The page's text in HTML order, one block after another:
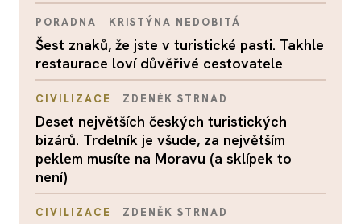
PORADNA KRISTÝNA NEDOBITÁ
Šest znaků, že jste v turistické pasti. Takhle
restaurace loví důvěřivé cestovatele
CIVILIZACE ZDENĚK STRNAD
Deset největších českých turistických
bizárů. Trdelník je všude, za největším
peklem musíte na Moravu (a sklípek to
není)
CIVILIZACE ZDENĚK STRNAD